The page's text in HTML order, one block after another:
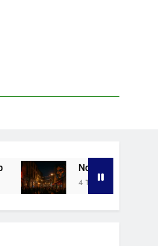
Nocne życie w strefie
4 Tygodnie Ago